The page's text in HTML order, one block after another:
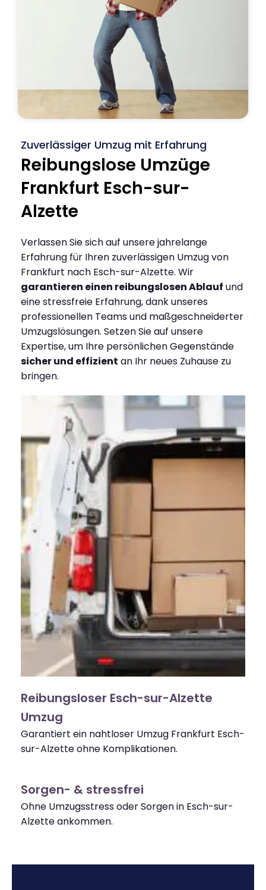
Zuverlässiger Umzug mit Erfahrung
Reibungslose Umzüge
Frankfurt Esch-sur-
Alzette
Verlassen Sie sich auf unsere jahrelange
Erfahrung für Ihren zuverlässigen Umzug von
Frankfurt nach Esch-sur-Alzette. Wir
garantieren einen reibungslosen Ablauf und
eine stressfreie Erfahrung, dank unseres
professionellen Teams und maßgeschneiderter
Umzugslösungen. Setzen Sie auf unsere
Expertise, um Ihre persönlichen Gegenstände
sicher und effizient an Ihr neues Zuhause zu
bringen.
Reibungsloser Esch-sur-Alzette
Umzug
Garantiert ein nahtloser Umzug Frankfurt Esch-
sur-Alzette ohne Komplikationen.
Sorgen- & stressfrei
Ohne Umzugsstress oder Sorgen in Esch-sur-
Alzette ankommen.